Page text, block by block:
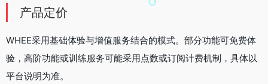
产品定价
WHEE采用基础体验与增值服务结合的模式。部分功能可免费体
验，高阶功能或训练服务可能采用点数或订阅计费机制，具体以
平台说明为准。